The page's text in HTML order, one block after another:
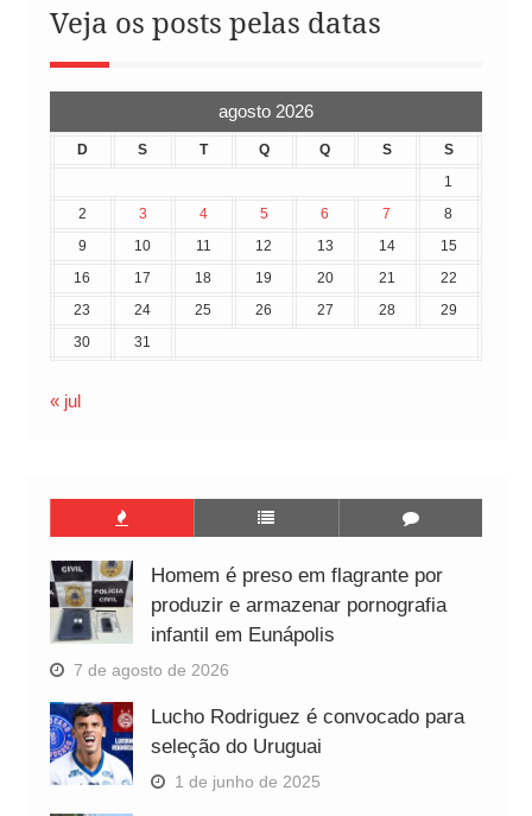
Veja os posts pelas datas
agosto 2026
D S T Q Q S
S
1
2
3 4 5 6 7
8
9
10 11 12 13 14
15
16
17 18 19 20 21
22
23
24 25 26 27 28
29
30
31
« jul
Homem é preso em flagrante por
produzir e armazenar pornografia
infantil em Eunápolis
7 de agosto de 2026
Lucho Rodriguez é convocado para
seleção do Uruguai
1 de junho de 2025